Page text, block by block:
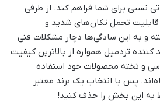
نسبی برای شما فراهم کند. از طرفی
قابلیت تحمل تکان‌های شدید و
و به این سادگی‌ها دچار مشکلات فنی
تردمیل همواره از بالاترین کیفیت
و تخته محصولات خود استفاده
پس با انتخاب یک برند معتبر
به این بخش را حذف کنید!